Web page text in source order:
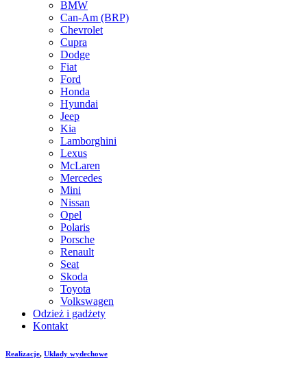
BMW
Can-Am (BRP)
Chevrolet
Cupra
Dodge
Fiat
Ford
Honda
Hyundai
Jeep
Kia
Lamborghini
Lexus
McLaren
Mercedes
Mini
Nissan
Opel
Polaris
Porsche
Renault
Seat
Skoda
Toyota
Volkswagen
Odzież i gadżety
Kontakt
Realizacje, Układy wydechowe